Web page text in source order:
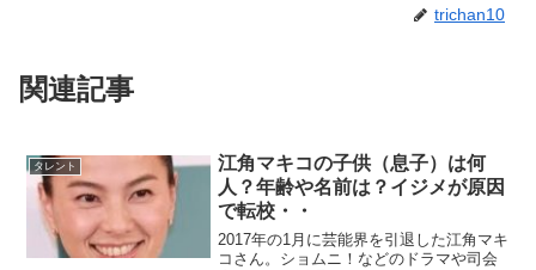
trichan10
関連記事
タレント
江角マキコの子供（息子）は何
人？年齢や名前は？イジメが原因
で転校・・
2017年の1月に芸能界を引退した江角マキ
コさん。ショムニ！などのドラマや司会